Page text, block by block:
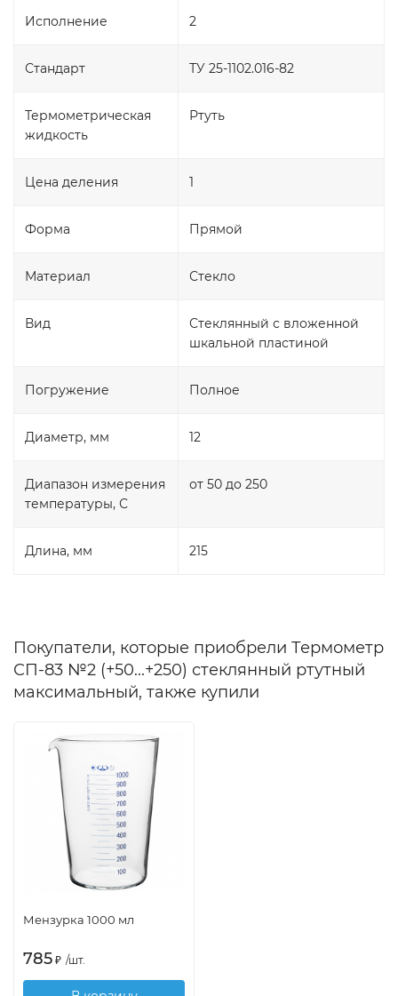
Исполнение 2
Стандарт ТУ 25-1102.016-82
Термометрическая
жидкость
Ртуть
Цена деления 1
Форма Прямой
Материал Стекло
Вид
Стеклянный с вложенной
шкальной пластиной
Погружение Полное
Диаметр, мм 12
Диапазон измерения
температуры, С
от 50 до 250
Длина, мм 215
Покупатели, которые приобрели Термометр
СП-83 №2 (+50...+250) стеклянный ртутный
максимальный, также купили
Мензурка 1000 мл
785 ₽ /шт.